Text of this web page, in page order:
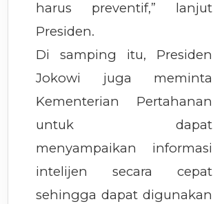
harus preventif,” lanjut
Presiden.
Di samping itu, Presiden
Jokowi juga meminta
Kementerian Pertahanan
untuk dapat
menyampaikan informasi
intelijen secara cepat
sehingga dapat digunakan